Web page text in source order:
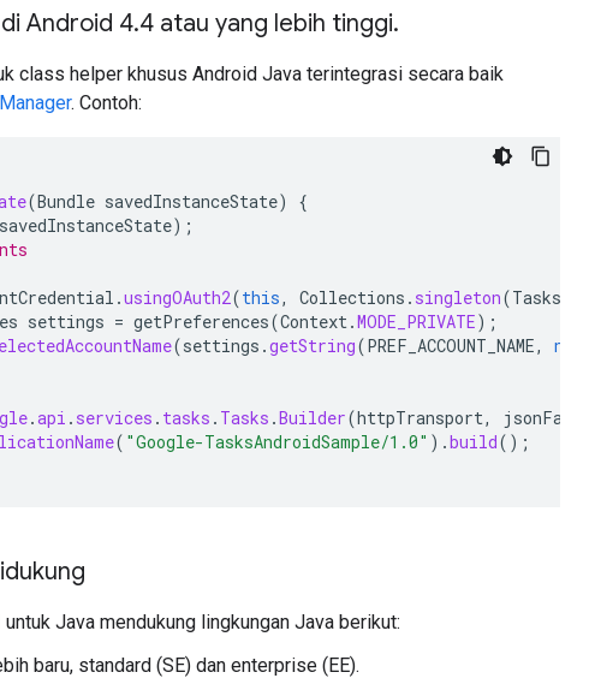
Android 4.4 atau yang lebih tinggi.
class helper khusus Android Java terintegrasi secara baik
. Contoh:
(Bundle savedInstanceState)
{
savedInstanceState);
.usingOAuth2(this, Collections . singleton(
settings = getPreferences(Context.MODE_PRIVATE);
(settings .getString(PREF_ACCOUNT_NAME,
.api . services . tasks . Tasks .Builder(httpTransport,
( "Google-TasksAndroidSample/1.0" ).build();
Java mendukung lingkungan Java berikut:
baru, standard (SE) dan enterprise (EE).